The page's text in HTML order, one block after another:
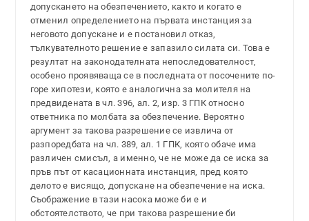
допускането на обезпечението, както и когато е
отменил определението на първата инстанция за
неговото допускане и е постановил отказ,
тълкувателното решение е запазило силата си. Това е
резултат на законодателната непоследователност,
особено проявяваща се в последната от посочените по-
горе хипотези, която е аналогична за молителя на
предвидената в чл. 396, ал. 2, изр. 3 ГПК относно
ответника по молбата за обезпечение. Вероятно
аргумент за такова разрешение се извлича от
разпоредбата на чл. 389, ал. 1 ГПК, която обаче има
различен смисъл, а именно, че не може да се иска за
пръв път от касационната инстанция, пред която
делото е висящо, допускане на обезпечение на иска.
Съображение в тази насока може би е и
обстоятелството, че при такова разрешение би